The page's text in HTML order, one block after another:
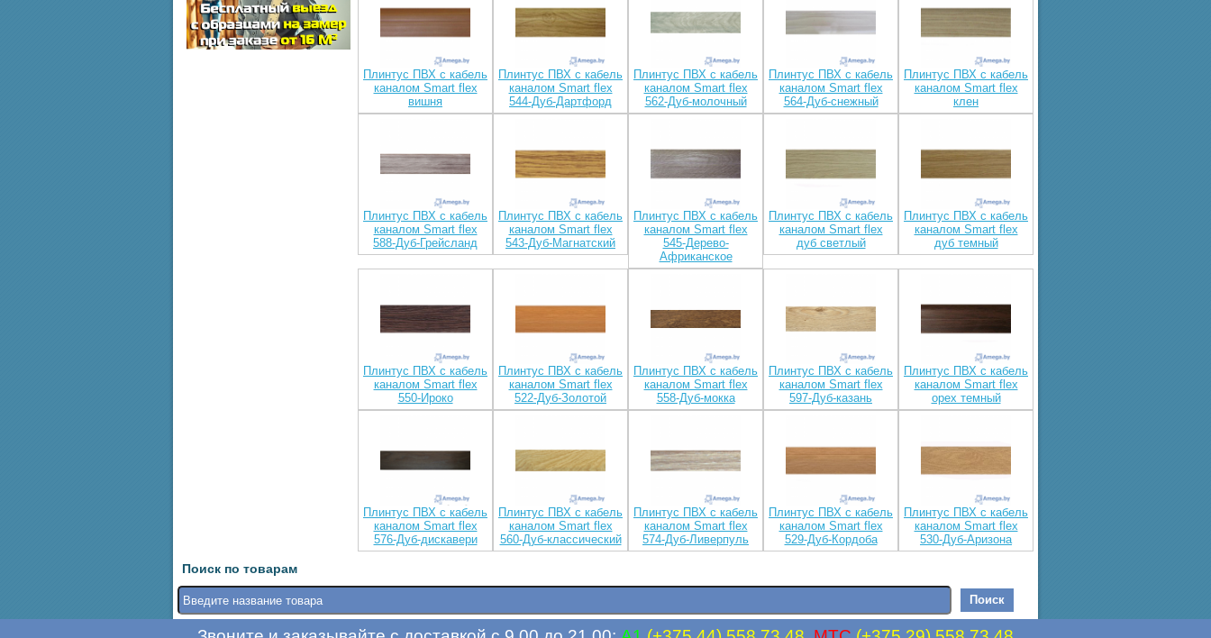
Плинтус ПВХ с кабель
каналом Smart flex
вишня
Плинтус ПВХ с кабель
каналом Smart flex
544-Дуб-Дартфорд
Плинтус ПВХ с кабель
каналом Smart flex
562-Дуб-молочный
Плинтус ПВХ с кабель
каналом Smart flex
564-Дуб-снежный
Плинтус ПВХ с кабель
каналом Smart flex
клен
Плинтус ПВХ с кабель
каналом Smart flex
588-Дуб-Грейсланд
Плинтус ПВХ с кабель
каналом Smart flex
543-Дуб-Магнатский
Плинтус ПВХ с кабель
каналом Smart flex
545-Дерево-
Африканское
Плинтус ПВХ с кабель
каналом Smart flex
дуб светлый
Плинтус ПВХ с кабель
каналом Smart flex
дуб темный
Плинтус ПВХ с кабель
каналом Smart flex
550-Ироко
Плинтус ПВХ с кабель
каналом Smart flex
522-Дуб-Золотой
Плинтус ПВХ с кабель
каналом Smart flex
558-Дуб-мокка
Плинтус ПВХ с кабель
каналом Smart flex
597-Дуб-казань
Плинтус ПВХ с кабель
каналом Smart flex
орех темный
Плинтус ПВХ с кабель
каналом Smart flex
576-Дуб-дискавери
Плинтус ПВХ с кабель
каналом Smart flex
560-Дуб-классический
Плинтус ПВХ с кабель
каналом Smart flex
574-Дуб-Ливерпуль
Плинтус ПВХ с кабель
каналом Smart flex
529-Дуб-Кордоба
Плинтус ПВХ с кабель
каналом Smart flex
530-Дуб-Аризона
Поиск по товарам